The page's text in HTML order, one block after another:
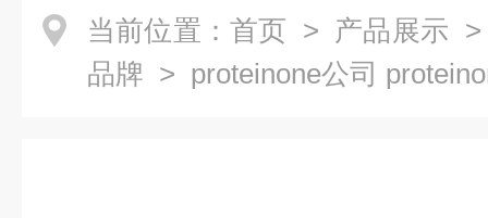
当前位置： 首页 > 产品展示
品牌 > proteinone公司